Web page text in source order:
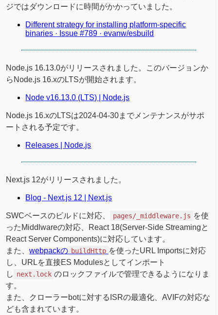
ジではダウンロードに時間がかかっていました。
Different strategy for installing platform-specific
binaries · Issue #789 · evanw/esbuild
Node.js 16.13.0がリリースされました。このバージョンか
らNode.js 16.xのLTSが開始されます。
Node v16.13.0 (LTS) | Node.js
Node.js 16.xのLTSは2024-04-30までメンテナンスがサポ
ートされる予定です。
Releases | Node.js
Next.js 12がリリースされました。
Blog - Next.js 12 | Next.js
SWCベースのビルドに対応、 pages/_middleware.js を使
ったMiddlwareの対応、React 18(Server-Side Streamingと
React Server Components)に対応しています。
また、webpackの buildHttp を使ったURL Importsに対応
し、URLを直接ES Modulesとしてインポート
し next.lock のロックファイルで管理できるようになりま
す。
また、クローラーbotに対するISRの最適化、AVIFの対応な
ども含まれています。